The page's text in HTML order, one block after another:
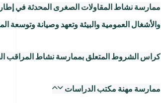
ممارسة نشاط المقاولات الصغرى المحدثة في إطار
والأشغال العمومية والبيئة وتعهد وصيانة وتوسعة
كراس الشروط المتعلق بممارسة نشاط المراقب
ممارسة مهنة مكتب الدراسات